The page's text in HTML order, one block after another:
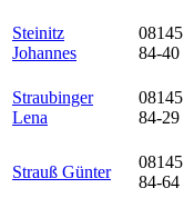
Steinitz
Johannes
08145
84-40
Straubinger
Lena
08145
84-29
Strauß Günter
08145
84-64